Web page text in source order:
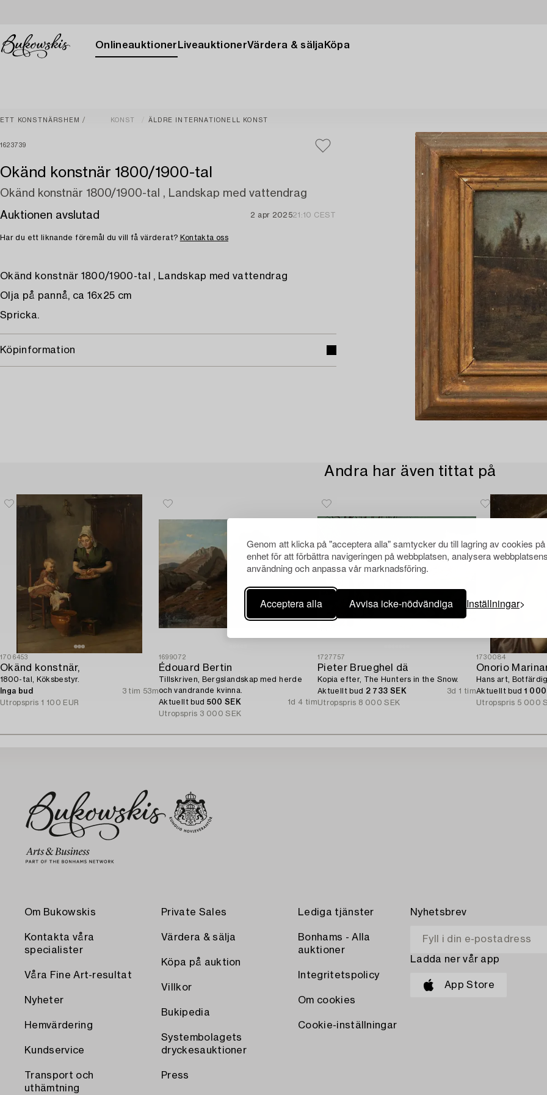
Genom att klicka på "acceptera alla" samtycker du till lagring av cookies
enhet för att förbättra navigeringen på webbplatsen, analysera
användning och anpassa vår marknadsföring.
Acceptera alla Avvisa icke-nödvändiga Inställningar
Onlineauktioner LiveauktionerVärdera & sälja Köpa
ETT KONSTNÄRSHEM KONST ÄLDRE INTERNATIONELL KONST
1623739
Okänd konstnär 1800/1900-tal
Okänd konstnär 1800/1900-tal , Landskap med vattendrag
Auktionen avslutad
2 apr 202521:10 CEST
Har du ett liknande föremål du vill få värderat? Kontakta oss
Okänd konstnär 1800/1900-tal , Landskap med vattendrag
Olja på pannå, ca 16x25 cm
Spricka.
Köpinformation
Andra har även tittat på
1706453
Okänd konstnär,
1800-tal, Köksbestyr.
Inga bud
3 tim 53m
Utropspris 1 100 EUR
1699072
Édouard Bertin
Tillskriven, Bergslandskap med herde
och vandrande kvinna.
Aktuellt bud 500 SEK
1d 4 tim
Utropspris 3 000 SEK
1727757
Pieter Brueghel dä
Kopia efter, The Hunters in the Snow.
Aktuellt bud 2 733 SEK
3d 1 tim
Utropspris 8 000 SEK
1730084
Onorio
Hans art,
Aktuellt bud 1
Utropspris 5 000
Om Bukowskis
Kontakta våra
specialister
Våra Fine Art-resultat
Nyheter
Hemvärdering
Kundservice
Transport och
uthämtning
Private Sales
Värdera & sälja
Köpa på auktion
Villkor
Bukipedia
Systembolagets
dryckesauktioner
Press
Lediga tjänster
Bonhams - Alla
auktioner
Integritetspolicy
Om cookies
Cookie-inställningar
Nyhetsbrev
Ladda ner vår app
App Store